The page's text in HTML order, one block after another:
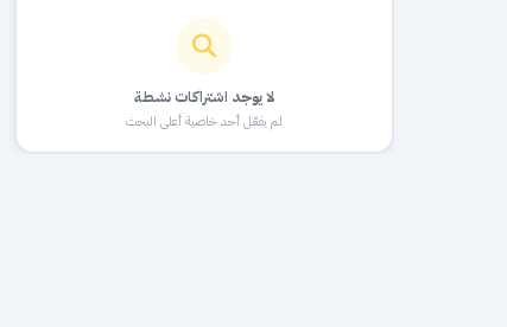
لا يوجد اشتراكات نشطة